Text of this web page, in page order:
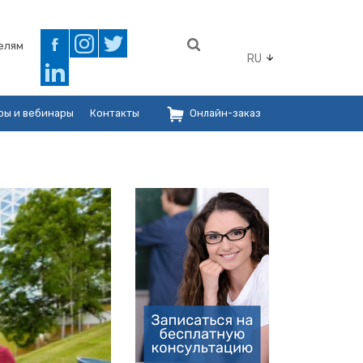
RU
и вебинары Контакты Онлайн-заказ